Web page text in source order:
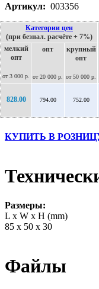
Артикул: 003356
Категории цен
(при безнал. расчёте + 7%)
мелкий
опт
от 3 000 р.
опт
от 20 000 р.
крупный
опт
от 50 000 р.
828.00 794.00 752.00
КУПИТЬ В
Размеры:
L x W x H (mm)
85 x 50 x 30
Файлы